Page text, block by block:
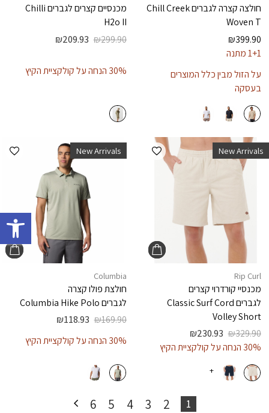
חולצה קצרה לגבריםChill Creek
Woven T
₪399.90
1+1 מתנה
על הזול מבין כלל המוצרים
בעסקה
מכנסיים קצרים לגבריםChilli
H2o II
₪299.90
₪209.93
30% הנחה על קולקציית הקיץ
הוספה למועדפים New Arrivals
Rip Curl
מכנסיי קורדרוי קצרים
לגבריםClassic Surf Cord
Volley Short
₪329.90
₪230.93
30% הנחה על קולקציית הקיץ
+
New Arrivals
Columbia
חולצת פולו קצרה
לגבריםColumbia Hike Polo
₪169.90
₪118.93
30% הנחה על קולקציית הקיץ
1
2
3
4
5
6